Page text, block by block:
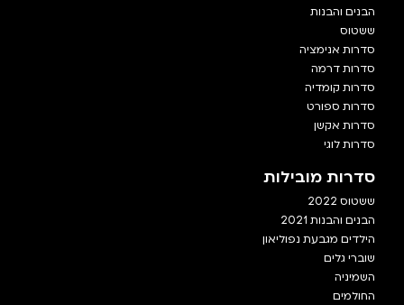
הבנים והבנות
ששטוס
סדרות אנימציה
סדרות דרמה
סדרות קומדיה
סדרות ספורט
סדרות אקשן
סדרות לוגי
סדרות מובילות
ששטוס 2022
הבנים והבנות 2021
הילדים מגבעת נפוליאון
שוברי גלים
השמיניה
החולמים